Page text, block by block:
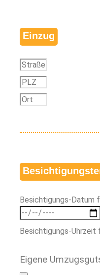
Einzug
Besichtigungs-Datum
Besichtigungs-
Eigene